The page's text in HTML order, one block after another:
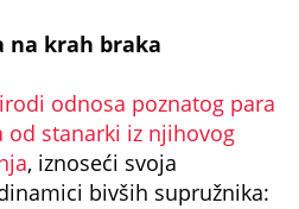
na krah braka
odnosa poznatog para
stanarki iz njihovog
, iznoseći svoja
bivših supružnika: